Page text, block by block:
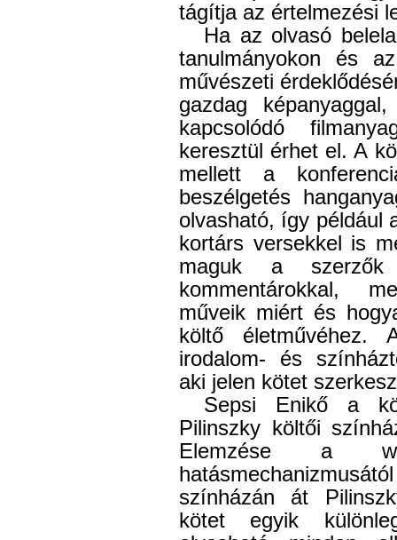
tágítja az értelmezési
Ha az olvasó
tanulmányokon és
művészeti
gazdag
kapcsolódó
keresztül érhet el. A
mellett a
beszélgetés
olvasható, így például
kortárs versekkel is
maguk a
kommentárokkal,
műveik miért és
költő életművéhez.
irodalom- és
aki jelen kötet
Sepsi Enikő a
Pilinszky költői
Elemzése a
színházán át
kötet egyik